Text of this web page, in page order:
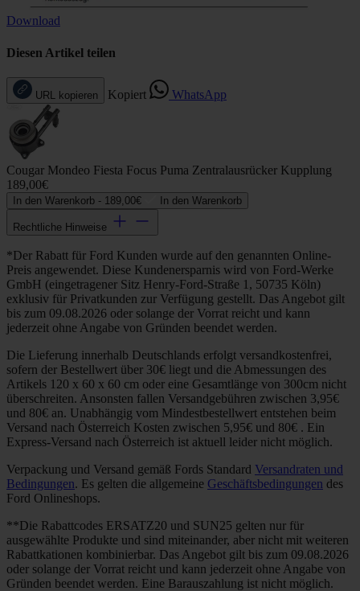
Download
Diesen Artikel teilen
URL kopieren Kopiert WhatsApp
Cougar Mondeo Fiesta Focus Puma Zentralausrücker Kupplung
189,00€
In den Warenkorb - 189,00€ In den Warenkorb
Rechtliche Hinweise
*Der Rabatt für Ford Kunden wurde auf den genannten Online-
Preis angewendet. Diese Kundenersparnis wird von Ford-Werke
GmbH (eingetragener Sitz Henry-Ford-Straße 1, 50735 Köln)
exklusiv für Privatkunden zur Verfügung gestellt. Das Angebot gilt
bis zum 09.08.2026 oder solange der Vorrat reicht und kann
jederzeit ohne Angabe von Gründen beendet werden.
Die Lieferung innerhalb Deutschlands erfolgt versandkostenfrei,
sofern der Bestellwert über 30€ liegt und die Abmessungen des
Artikels 120 x 60 x 60 cm oder eine Gesamtlänge von 300cm nicht
überschreiten. Ansonsten fallen Versandgebühren zwischen 3,95€
und 80€ an. Unabhängig vom Mindestbestellwert entstehen beim
Versand nach Österreich Kosten zwischen 5,95€ und 80€ . Ein
Express-Versand nach Österreich ist aktuell leider nicht möglich.
Verpackung und Versand gemäß Fords Standard Versandraten und
Bedingungen. Es gelten die allgemeine Geschäftsbedingungen des
Ford Onlineshops.
**Die Rabattcodes ERSATZ20 und SUN25 gelten nur für
ausgewählte Produkte und sind miteinander, aber nicht mit weiteren
Rabattkationen kombinierbar. Das Angebot gilt bis zum 09.08.2026
oder solange der Vorrat reicht und kann jederzeit ohne Angabe von
Gründen beendet werden. Eine Barauszahlung ist nicht möglich.